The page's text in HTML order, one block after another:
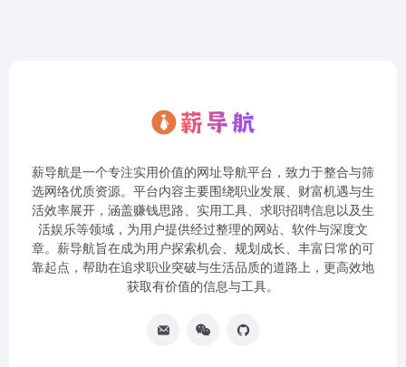
薪导航是一个专注实用价值的网址导航平台，致力于整合与筛
选网络优质资源。平台内容主要围绕职业发展、财富机遇与生
活效率展开，涵盖赚钱思路、实用工具、求职招聘信息以及生
活娱乐等领域，为用户提供经过整理的网站、软件与深度文
章。薪导航旨在成为用户探索机会、规划成长、丰富日常的可
靠起点，帮助在追求职业突破与生活品质的道路上，更高效地
获取有价值的信息与工具。